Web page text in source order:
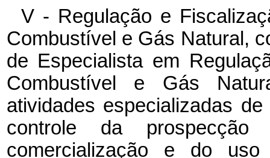
V - Regulação e
Combustível e Gás Natural,
de Especialista em
Combustível e Gás
atividades especializadas
controle da
comercialização e do